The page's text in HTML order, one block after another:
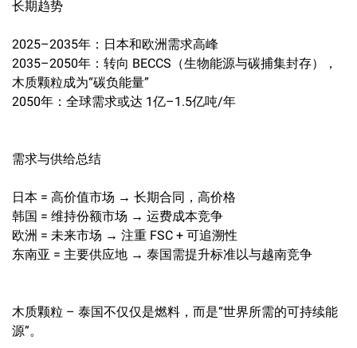
长期趋势
2025–2035年：日本和欧洲需求高峰
2035–2050年：转向 BECCS（生物能源与碳捕集封存），
木质颗粒成为“碳负能量”
2050年：全球需求或达 1亿–1.5亿吨/年
需求与供给总结
日本 = 高价值市场 → 长期合同，高价格
韩国 = 维持份额市场 → 运费成本竞争
欧洲 = 未来市场 → 注重 FSC + 可追溯性
东南亚 = 主要供应地 → 泰国需提升标准以与越南竞争
木质颗粒 – 泰国不仅仅是燃料，而是“世界所需的可持续能
源”。